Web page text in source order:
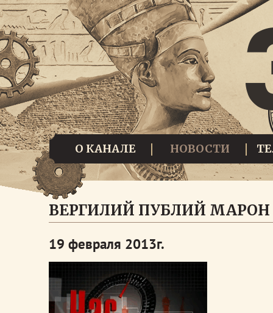
О КАНАЛЕ НОВОСТИ
ВЕРГИЛИЙ ПУБЛИЙ МАРОН
19 февраля 2013г.